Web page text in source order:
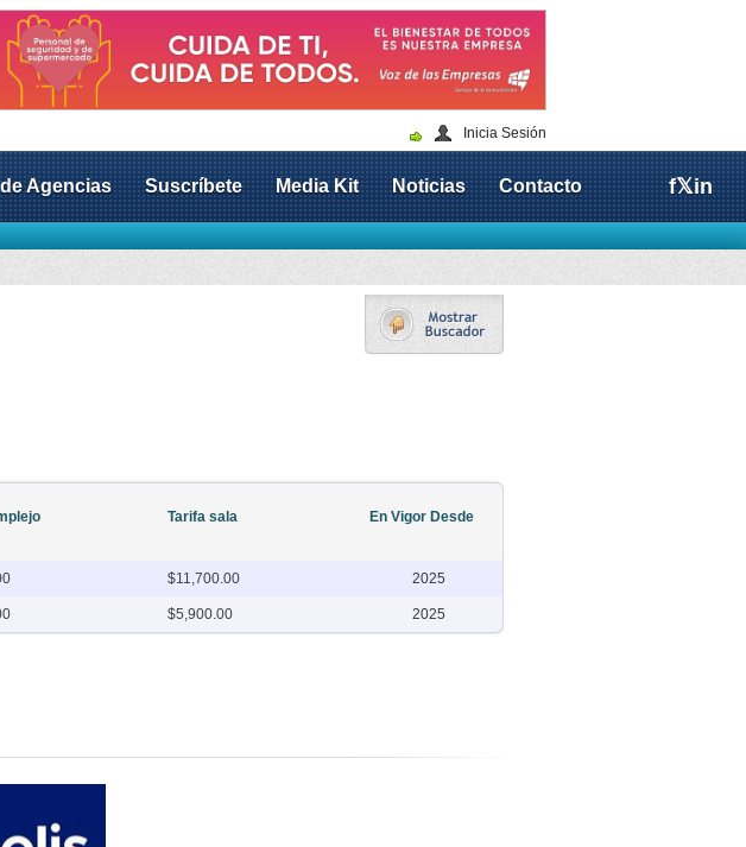
Inicia Sesión
Agencias Suscríbete Media Kit Noticias Contacto f𝕏in
Tarifa sala En Vigor Desde
$11,700.00 2025
$5,900.00 2025